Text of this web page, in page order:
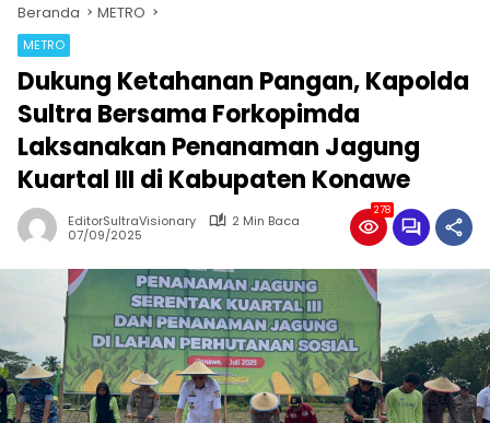
Beranda METRO
METRO
Dukung Ketahanan Pangan, Kapolda
Sultra Bersama Forkopimda
Laksanakan Penanaman Jagung
Kuartal III di Kabupaten Konawe
EditorSultraVisionary
2 Min Baca
07/09/2025
278